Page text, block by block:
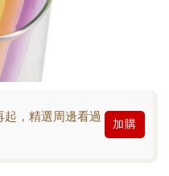
，精選周邊看過
加購